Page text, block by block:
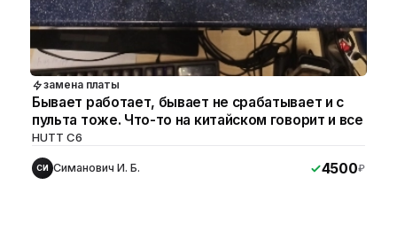
замена платы
Бывает работает, бывает не срабатывает и с
пульта тоже. Что-то на китайском говорит и все
HUTT C6
СИ Симанович И. Б. 4500₽